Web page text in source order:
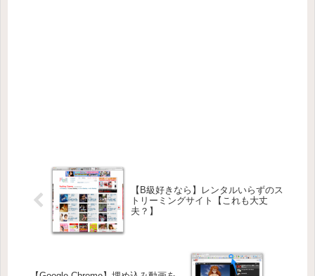
【B級好きなら】レンタルいらずのス
トリーミングサイト【これも大丈
夫？】